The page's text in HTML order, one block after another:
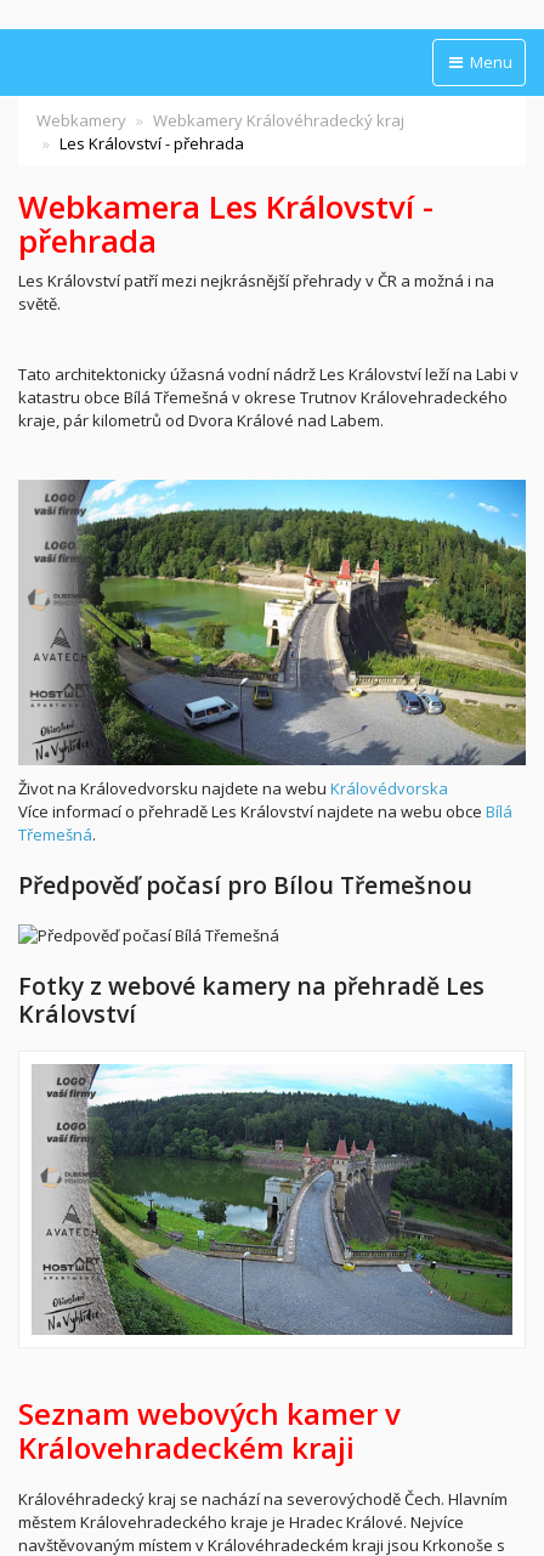
Menu
Webkamery
Webkamery Královéhradecký kraj
Les Království - přehrada
Webkamera Les Království -
přehrada
Les Království patří mezi nejkrásnější přehrady v ČR a možná i na
světě.
Tato architektonicky úžasná vodní nádrž Les Království leží na Labi v
katastru obce Bílá Třemešná v okrese Trutnov Královehradeckého
kraje, pár kilometrů od Dvora Králové nad Labem.
Život na Královedvorsku najdete na webu Královédvorska
Více informací o přehradě Les Království najdete na webu obce Bílá
Třemešná.
Předpověď počasí pro Bílou Třemešnou
Fotky z webové kamery na přehradě Les
Království
Seznam webových kamer v
Královehradeckém kraji
Královéhradecký kraj se nachází na severovýchodě Čech. Hlavním
městem Královehradeckého kraje je Hradec Králové. Nejvíce
navštěvovaným místem v Královéhradeckém kraji jsou Krkonoše s